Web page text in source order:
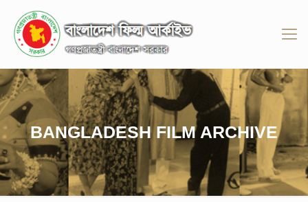
BANGLADESH FILM ARCHIVE